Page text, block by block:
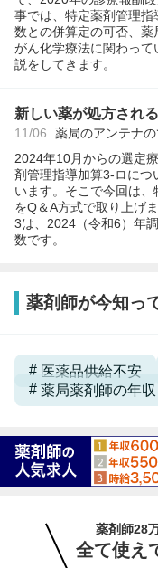
事では、特定薬剤管理
数との併算定の可否、
がん化学療法に関わっ
説をしてきます。
新しい薬が処方され
11/06
薬局のアンテナ
2024年10月からの選定
剤管理指導加算3-ロにつ
います。そこで今回は
をQ＆A方式で取り上げ
3は、2024（令和6）年
数です。
薬剤師が今知っ
医薬品供給不安
薬局薬剤師の年収
薬剤師28
全て使え